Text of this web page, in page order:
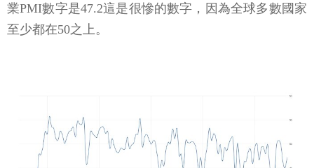
業PMI數字是47.2這是很慘的數字，因為全球多數國家
至少都在50之上。